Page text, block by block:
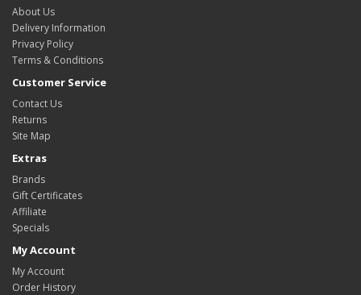
About Us
Delivery Information
Privacy Policy
Terms & Conditions
Customer Service
Contact Us
Returns
Site Map
Extras
Brands
Gift Certificates
Affiliate
Specials
My Account
My Account
Order History